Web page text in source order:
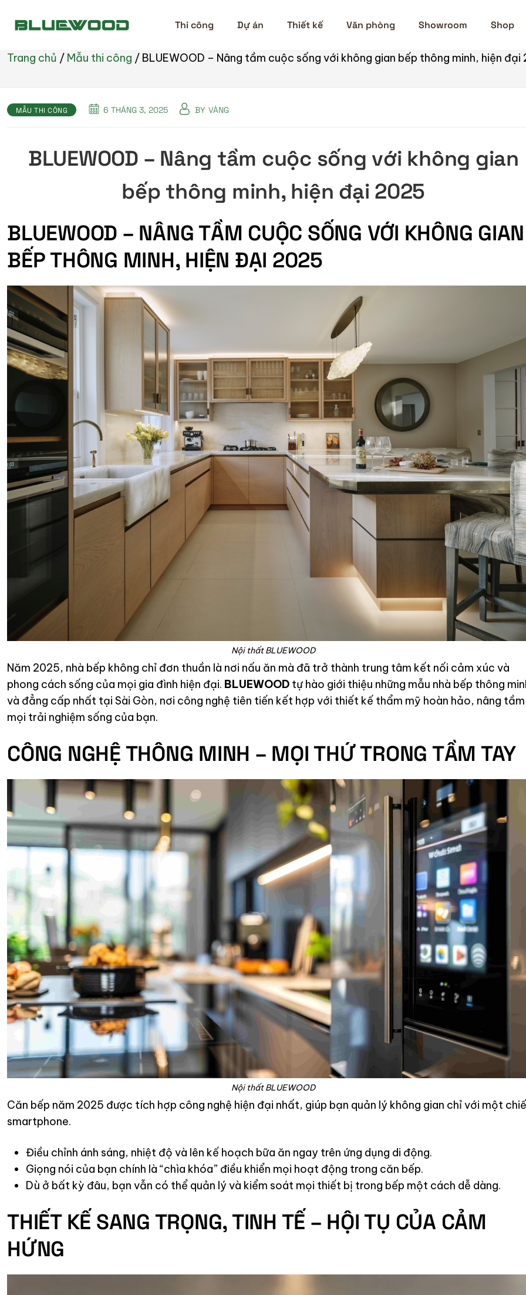
Thi công Dự án Thiết kế Văn phòng Showroom Shop
Trang chủ / Mẫu thi công / BLUEWOOD – Nâng tầm cuộc sống với không gian bếp thông minh, hiện đại
MẪU THI CÔNG 6 THÁNG 3, 2025 BY VÀNG
BLUEWOOD – Nâng tầm cuộc sống với không gian
bếp thông minh, hiện đại 2025
BLUEWOOD – NÂNG TẦM CUỘC SỐNG VỚI KHÔNG GIAN
BẾP THÔNG MINH, HIỆN ĐẠI 2025
Nội thất BLUEWOOD
Năm 2025, nhà bếp không chỉ đơn thuần là nơi nấu ăn mà đã trở thành trung tâm kết nối cảm xúc và
phong cách sống của mọi gia đình hiện đại. BLUEWOOD tự hào giới thiệu những mẫu nhà bếp thông
và đẳng cấp nhất tại Sài Gòn, nơi công nghệ tiên tiến kết hợp với thiết kế thẩm mỹ hoàn hảo, nâng tầm
mọi trải nghiệm sống của bạn.
CÔNG NGHỆ THÔNG MINH – MỌI THỨ TRONG TẦM TAY
Nội thất BLUEWOOD
Căn bếp năm 2025 được tích hợp công nghệ hiện đại nhất, giúp bạn quản lý không gian chỉ với một
smartphone.
Điều chỉnh ánh sáng, nhiệt độ và lên kế hoạch bữa ăn ngay trên ứng dụng di động.
Giọng nói của bạn chính là “chìa khóa” điều khiển mọi hoạt động trong căn bếp.
Dù ở bất kỳ đâu, bạn vẫn có thể quản lý và kiểm soát mọi thiết bị trong bếp một cách dễ dàng.
THIẾT KẾ SANG TRỌNG, TINH TẾ – HỘI TỤ CỦA CẢM
HỨNG